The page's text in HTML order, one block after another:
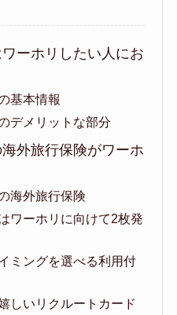
ーホリしたい人にお
基本情報
デメリットな部分
外旅行保険がワーホ
海外旅行保険
ワーホリに向けて2枚発
ミングを選べる利用付
しいリクルートカード